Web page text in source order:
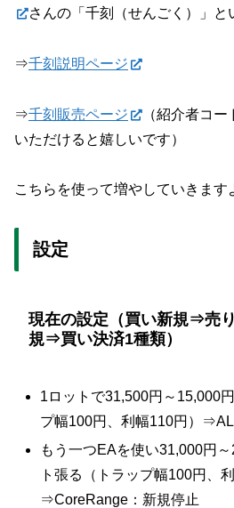
さんの「千刻（せんごく）」と
⇒千刻説明ページ
⇒千刻販売ページ
（紹介者コ
いただけると嬉しいです）
こちらを使って増やしていきます
設定
現在の設定（買い新規⇒売
規⇒買い決済1種類）
1ロットで31,500円～15,000
プ幅100円、利幅110円）
もう一つEAを使い31,000円
ト張る（トラップ幅100円、
⇒CoreRange：新規停止